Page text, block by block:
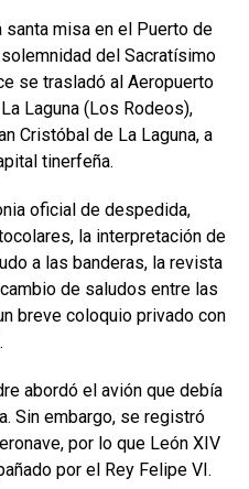
misa en el Puerto de
del Sacratísimo
se trasladó al Aeropuerto
Laguna (Los Rodeos),
Cristóbal de La Laguna, a
tinerfeña.
oficial de despedida,
la interpretación de
a las banderas, la revista
de saludos entre las
breve coloquio privado con
abordó el avión que debía
Sin embargo, se registró
por lo que León XIV
por el Rey Felipe VI.